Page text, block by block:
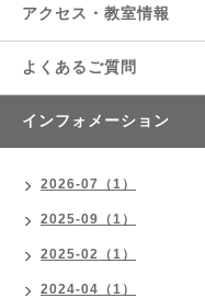
アクセス・教室情報
よくあるご質問
インフォメーション
2026-07（1）
2025-09（1）
2025-02（1）
2024-04（1）